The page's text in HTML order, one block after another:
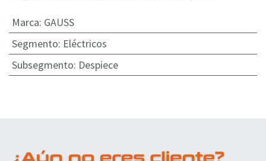
Marca: GAUSS
Segmento: Eléctricos
Subsegmento: Despiece